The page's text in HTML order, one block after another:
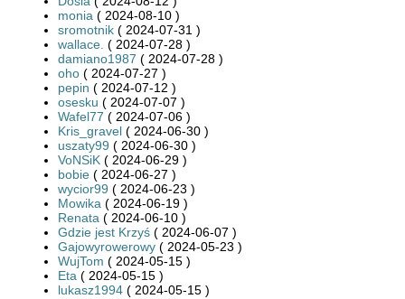
monia ( 2024-08-10 )
sromotnik ( 2024-07-31 )
wallace. ( 2024-07-28 )
damiano1987 ( 2024-07-28 )
oho ( 2024-07-27 )
pepin ( 2024-07-12 )
osesku ( 2024-07-07 )
Wafel77 ( 2024-07-06 )
Kris_gravel ( 2024-06-30 )
uszaty99 ( 2024-06-30 )
VoNSiK ( 2024-06-29 )
bobie ( 2024-06-27 )
wycior99 ( 2024-06-23 )
Mowika ( 2024-06-19 )
Renata ( 2024-06-10 )
Gdzie jest Krzyś ( 2024-06-07 )
Gajowyrowerowy ( 2024-05-23 )
WujTom ( 2024-05-15 )
Eta ( 2024-05-15 )
lukasz1994 ( 2024-05-15 )